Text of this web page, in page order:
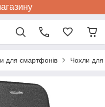
для смартфонів Чохли